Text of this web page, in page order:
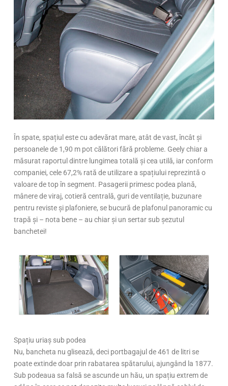
În spate, spațiul este cu adevărat mare, atât de vast, încât și
persoanele de 1,90 m pot călători fără probleme. Geely chiar a
măsurat raportul dintre lungimea totală și cea utilă, iar conform
companiei, cele 67,2% rată de utilizare a spațiului reprezintă o
valoare de top în segment. Pasagerii primesc podea plană,
mânere de viraj, cotieră centrală, guri de ventilație, buzunare
pentru reviste și plafoniere, se bucură de plafonul panoramic cu
trapă și – nota bene – au chiar și un sertar sub șezutul
banchetei!
Spațiu uriaș sub podea
Nu, bancheta nu glisează, deci portbagajul de 461 de litri se
poate extinde doar prin rabatarea spătarului, ajungând la 1877.
Sub podeaua sa falsă se ascunde un hău, un spațiu extrem de